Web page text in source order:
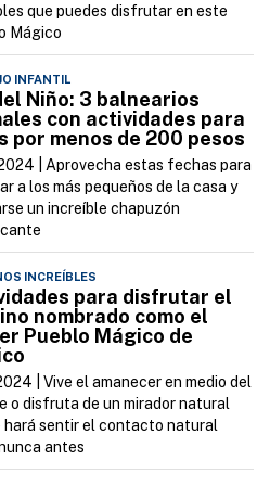
que puedes disfrutar en este
Mágico
INFANTIL
Niño: 3 balnearios
con actividades para
por menos de 200 pesos
|Aprovecha estas fechas para
a los más pequeños de la casa y
un increíble chapuzón
INCREÍBLES
para disfrutar el
nombrado como el
Pueblo Mágico de
|Vive el amanecer en medio del
o disfruta de un mirador natural
hará sentir el contacto natural
antes